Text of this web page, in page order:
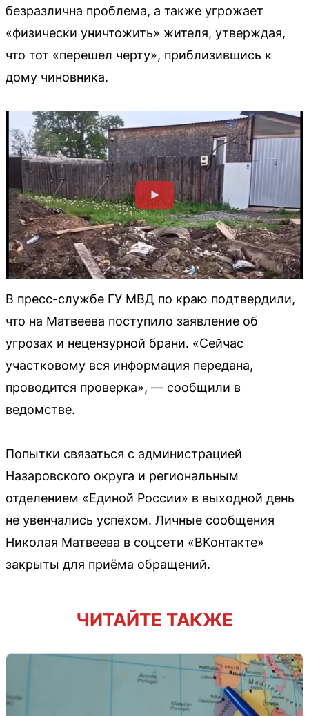
безразлична проблема, а также угрожает
«физически уничтожить» жителя, утверждая,
что тот «перешел черту», приблизившись к
дому чиновника.
В пресс-службе ГУ МВД по краю подтвердили,
что на Матвеева поступило заявление об
угрозах и нецензурной брани. «Сейчас
участковому вся информация передана,
проводится проверка», — сообщили в
ведомстве.
Попытки связаться с администрацией
Назаровского округа и региональным
отделением «Единой России» в выходной день
не увенчались успехом. Личные сообщения
Николая Матвеева в соцсети «ВКонтакте»
закрыты для приёма обращений.
ЧИТАЙТЕ ТАКЖЕ